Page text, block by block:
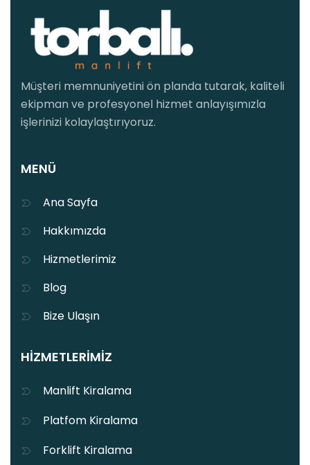
Müşteri memnuniyetini ön planda tutarak, kaliteli
ekipman ve profesyonel hizmet anlayışımızla
işlerinizi kolaylaştırıyoruz.
MENÜ
Ana Sayfa
Hakkımızda
Hizmetlerimiz
Blog
Bize Ulaşın
HIZMETLERIMIZ
Manlift Kiralama
Platfom Kiralama
Forklift Kiralama